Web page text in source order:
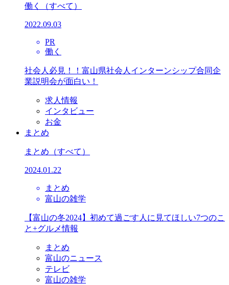
働く （すべて）
2022.09.03
PR
働く
社会人必見！！富山県社会人インターンシップ合同企
業説明会が面白い！
求人情報
インタビュー
お金
まとめ
まとめ （すべて）
2024.01.22
まとめ
富山の雑学
【富山の冬2024】初めて過ごす人に見てほしい7つのこ
と+グルメ情報
まとめ
富山のニュース
テレビ
富山の雑学